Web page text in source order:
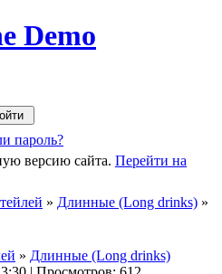
Demo
пароль?
версию сайта. Перейти на
» Длинные (Long drinks) »
» Длинные (Long drinks)